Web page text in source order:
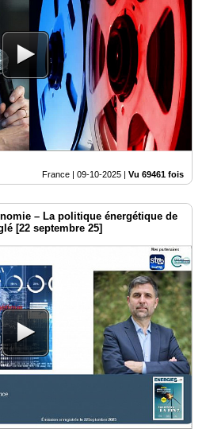
France | 09-10-2025 | Vu 69461 fois
– La politique énergétique de
[22 septembre 25]